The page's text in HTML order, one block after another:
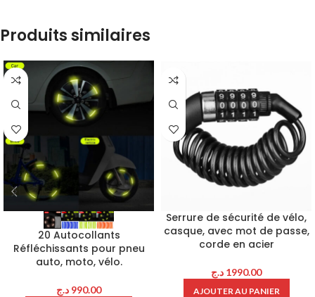
Produits similaires
20 Autocollants
Réfléchissants pour pneu
auto, moto, vélo.
990.00 د.ج
Serrure de sécurité de vélo,
casque, avec mot de passe,
corde en acier
1990.00 د.ج
AJOUTER AU PANIER